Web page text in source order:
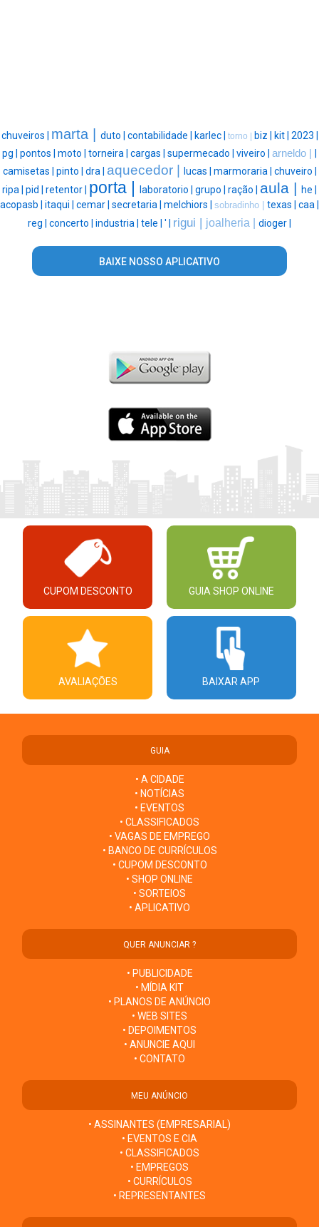
chuveiros | marta | duto | contabilidade | karlec | torno | biz | kit | 2023 |
pg | pontos | moto | torneira | cargas | supermecado | viveiro | arneldo |
camisetas | pinto | dra | aquecedor | lucas | marmoraria | chuveiro |
ripa | pid | retentor | porta | laboratorio | grupo | ração | aula | he |
acopasb | itaqui | cemar | secretaria | melchiors | sobradinho | texas | caa |
reg | concerto | industria | tele | ' | rigui | joalheria | dioger |
BAIXE NOSSO APLICATIVO
CUPOM DESCONTO GUIA SHOP ONLINE
AVALIAÇÕES BAIXAR APP
GUIA
• A CIDADE
• NOTÍCIAS
• EVENTOS
• CLASSIFICADOS
• VAGAS DE EMPREGO
• BANCO DE CURRÍCULOS
• CUPOM DESCONTO
• SHOP ONLINE
• SORTEIOS
• APLICATIVO
QUER ANUNCIAR ?
• PUBLICIDADE
• MÍDIA KIT
• PLANOS DE ANÚNCIO
• WEB SITES
• DEPOIMENTOS
• ANUNCIE AQUI
• CONTATO
MEU ANÚNCIO
• ASSINANTES (EMPRESARIAL)
• EVENTOS E CIA
• CLASSIFICADOS
• EMPREGOS
• CURRÍCULOS
• REPRESENTANTES